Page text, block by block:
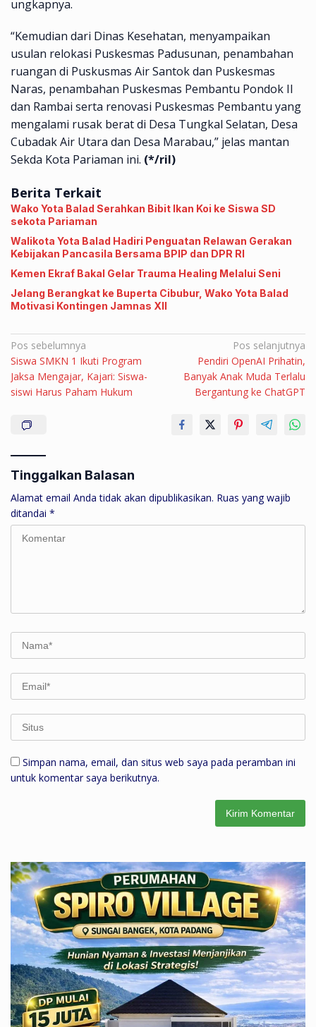
ungkapnya.
“Kemudian dari Dinas Kesehatan, menyampaikan
usulan relokasi Puskesmas Padusunan, penambahan
ruangan di Puskusmas Air Santok dan Puskesmas
Naras, penambahan Puskesmas Pembantu Pondok II
dan Rambai serta renovasi Puskesmas Pembantu yang
mengalami rusak berat di Desa Tungkal Selatan, Desa
Cubadak Air Utara dan Desa Marabau,” jelas mantan
Sekda Kota Pariaman ini. (*/ril)
Berita Terkait
Wako Yota Balad Serahkan Bibit Ikan Koi ke Siswa SD
sekota Pariaman
Walikota Yota Balad Hadiri Penguatan Relawan Gerakan
Kebijakan Pancasila Bersama BPIP dan DPR RI
Kemen Ekraf Bakal Gelar Trauma Healing Melalui Seni
Jelang Berangkat ke Buperta Cibubur, Wako Yota Balad
Motivasi Kontingen Jamnas XII
Navigasi
pos
Pos sebelumnya
Siswa SMKN 1 Ikuti Program
Jaksa Mengajar, Kajari: Siswa-
siswi Harus Paham Hukum
Pos selanjutnya
Pendiri OpenAI Prihatin,
Banyak Anak Muda Terlalu
Bergantung ke ChatGPT
Tinggalkan Balasan
Alamat email Anda tidak akan dipublikasikan. Ruas yang wajib
ditandai *
Simpan nama, email, dan situs web saya pada peramban ini
untuk komentar saya berikutnya.